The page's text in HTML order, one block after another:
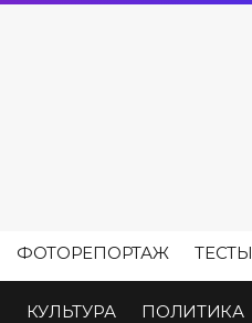
ФОТОРЕПОРТАЖ ТЕСТЫ
КУЛЬТУРА ПОЛИТИКА